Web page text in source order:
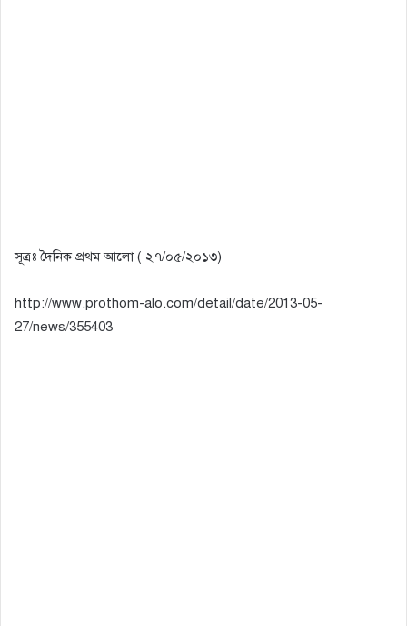
সূত্রঃ দৈনিক প্রথম আলো ( ২৭/০৫/২০১৩)
http://www.prothom-alo.com/detail/date/2013-05-
27/news/355403